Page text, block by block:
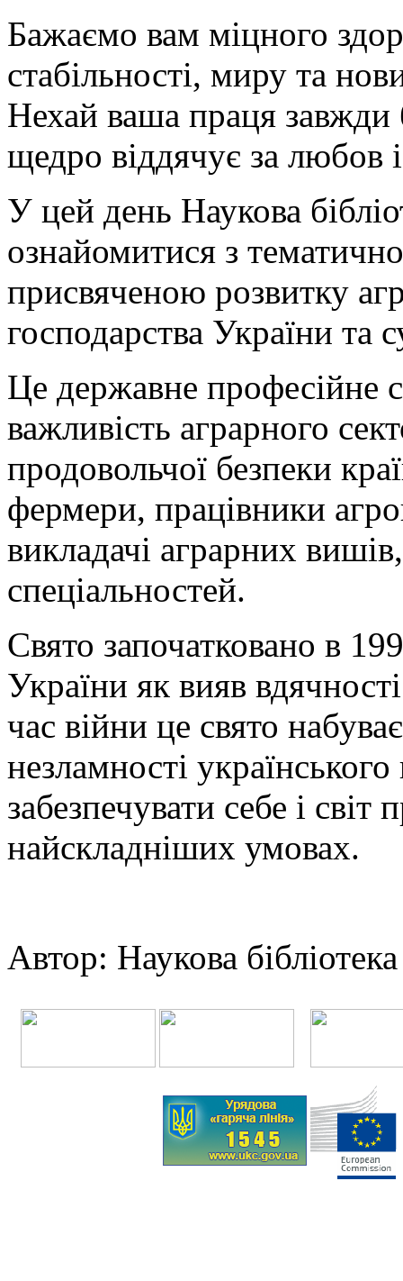
Бажаємо вам міцного
стабільності, миру та
Нехай ваша праця завжди
щедро віддячує за любов
У цей день Наукова
ознайомитися з
присвяченою розвитку
господарства України та
Це державне професійне
важливість аграрного
продовольчої безпеки
фермери, працівники
викладачі аграрних
спеціальностей.
Свято започатковано в
України як вияв
час війни це свято
незламності
забезпечувати себе і
найскладніших умовах.
Автор: Наукова